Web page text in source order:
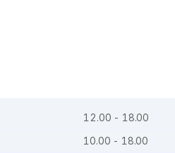
12.00 - 18.00
10.00 - 18.00